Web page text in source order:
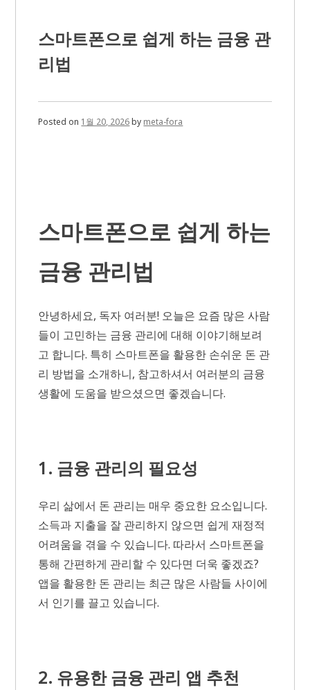
브
츠
가
만
스마트폰으로 쉽게 하는 금융 관
리법
Posted on 1월 20, 2026by meta-fora
스마트폰으로 쉽게 하는
금융 관리법
안녕하세요, 독자 여러분! 오늘은 요즘 많은 사람
들이 고민하는 금융 관리에 대해 이야기해보려
고 합니다. 특히 스마트폰을 활용한 손쉬운 돈 관
리 방법을 소개하니, 참고하셔서 여러분의 금융
생활에 도움을 받으셨으면 좋겠습니다.
1. 금융 관리의 필요성
우리 삶에서 돈 관리는 매우 중요한 요소입니다.
소득과 지출을 잘 관리하지 않으면 쉽게 재정적
어려움을 겪을 수 있습니다. 따라서 스마트폰을
통해 간편하게 관리할 수 있다면 더욱 좋겠죠?
앱을 활용한 돈 관리는 최근 많은 사람들 사이에
서 인기를 끌고 있습니다.
2. 유용한 금융 관리 앱 추천